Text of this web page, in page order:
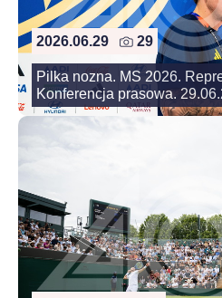
2026.06.29 29
Pilka nozna. MS 2026.
Konferencja prasowa.